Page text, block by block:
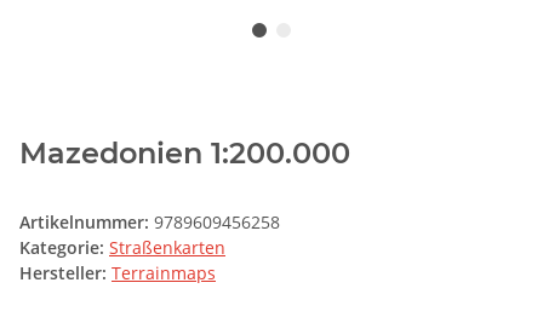
Mazedonien 1:200.000
Artikelnummer: 9789609456258
Kategorie: Straßenkarten
Hersteller: Terrainmaps